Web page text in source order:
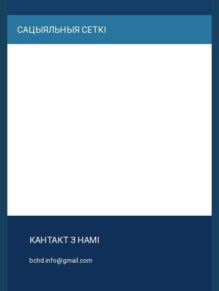
САЦЫЯЛЬНЫЯ СЕТКІ
КАНТАКТ З НАМІ
bchd.info@gmail.com